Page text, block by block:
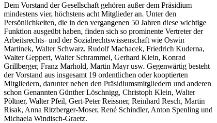
Dem Vorstand der Gesellschaft gehören außer dem Präsidium
mindestens vier, höchstens acht Mitglieder an. Unter den
Persönlichkeiten, die in den vergangenen 50 Jahren diese wichtige
Funktion ausgeübt haben, finden sich so prominente Vertreter der
Arbeitsrechts- und der Sozialrechtswissenschaft wie Oswin
Martinek, Walter Schwarz, Rudolf Machacek, Friedrich Kuderna,
Walter Geppert, Walter Schrammel, Gerhard Klein, Konrad
Grillberger, Franz Marhold, Martin Mayrusw. Gegenwärtig besteht
der Vorstand aus insgesamt 19 ordentlichen oder kooptierten
Mitgliedern, darunter neben den Präsidiumsmitgliedern und anderen
schon Genannten Günther Löschnigg, Christoph Klein, Walter
Pöltner, Walter Pfeil, Gert-Peter Reissner, Reinhard Resch, Martin
Risak, Anna Ritzberger-Moser, René Schindler, Anton Spenling und
Michaela Windisch-Graetz.